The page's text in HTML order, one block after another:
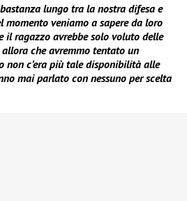
lungo tra la nostra difesa e
momento veniamo a sapere da loro
il ragazzo avrebbe solo voluto delle
che avremmo tentato un
non c’era più tale disponibilità alle
mai parlato con nessuno per scelta